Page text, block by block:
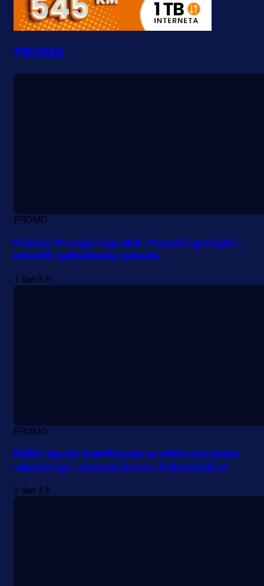
PROMO
PROMO
Počinje Premijer liga BiH: Pronađi specijale i
iskoristi jedinstvenu ponudu
1 dan 5 h
PROMO
MrBit: Isprati kvalifikacije za elitna evropska
takmičenja i preuzmi bonus dobrodošlice!
2 dan 3 h